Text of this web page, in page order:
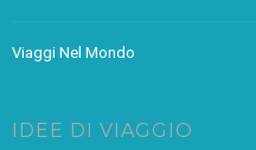
Viaggi Nel Mondo
IDEE DI VIAGGIO